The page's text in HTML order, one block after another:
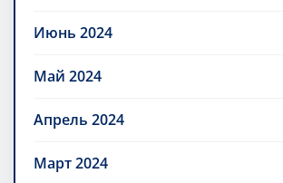
Июнь 2024
Май 2024
Апрель 2024
Март 2024